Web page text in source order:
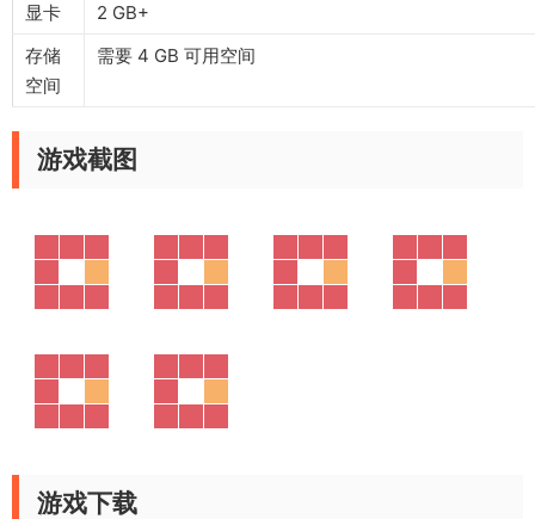
显卡
2 GB+
存储
空间
需要 4 GB 可用空间
游戏截图
游戏下载